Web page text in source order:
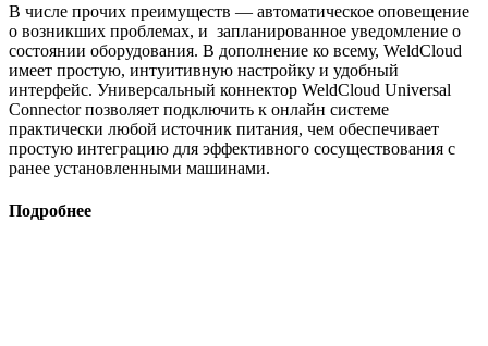
В числе прочих преимуществ — автоматическое оповещение
о возникших проблемах, и запланированное уведомление о
состоянии оборудования. В дополнение ко всему, WeldCloud
имеет простую, интуитивную настройку и удобный
интерфейс. Универсальный коннектор WeldCloud Universal
Connector позволяет подключить к онлайн системе
практически любой источник питания, чем обеспечивает
простую интеграцию для эффективного сосуществования с
ранее установленными машинами.
Подробнее